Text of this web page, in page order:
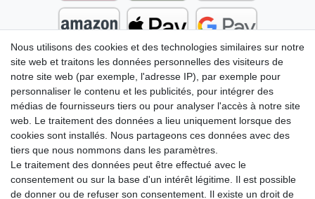
Nous utilisons des cookies et des technologies similaires sur notre
site web et traitons les données personnelles des visiteurs de
notre site web (par exemple, l'adresse IP), par exemple pour
personnaliser le contenu et les publicités, pour intégrer des
médias de fournisseurs tiers ou pour analyser l'accès à notre site
web. Le traitement des données a lieu uniquement lorsque des
cookies sont installés. Nous partageons ces données avec des
tiers que nous nommons dans les paramètres.
Le traitement des données peut être effectué avec le
consentement ou sur la base d'un intérêt légitime. Il est possible
de donner ou de refuser son consentement. Il existe un droit de